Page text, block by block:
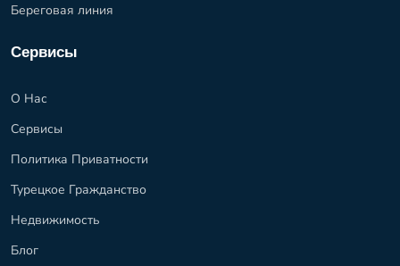
Береговая линия
Сервисы
О Нас
Сервисы
Политика Приватности
Турецкое Гражданство
Недвижимость
Блог